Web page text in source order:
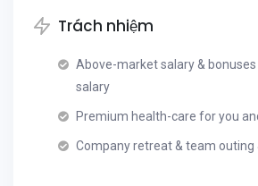
Trách nhiệm
Above-market salary &
salary
Premium health-care for you
Company retreat & team outing